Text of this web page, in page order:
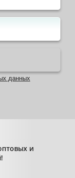
данных
и